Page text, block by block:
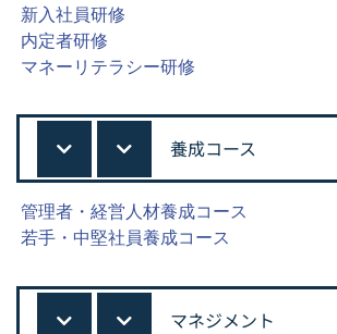
新入社員研修
内定者研修
マネーリテラシー研修
養成コース
管理者・経営人材養成コース
若手・中堅社員養成コース
マネジメント